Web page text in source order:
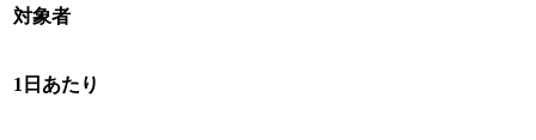
対象者
1日あたり